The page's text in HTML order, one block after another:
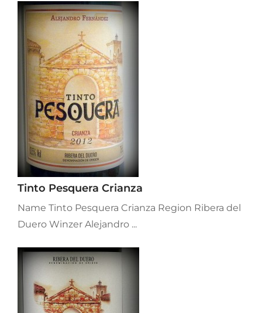
Tinto Pesquera Crianza
Name Tinto Pesquera Crianza Region Ribera del
Duero Winzer Alejandro ...